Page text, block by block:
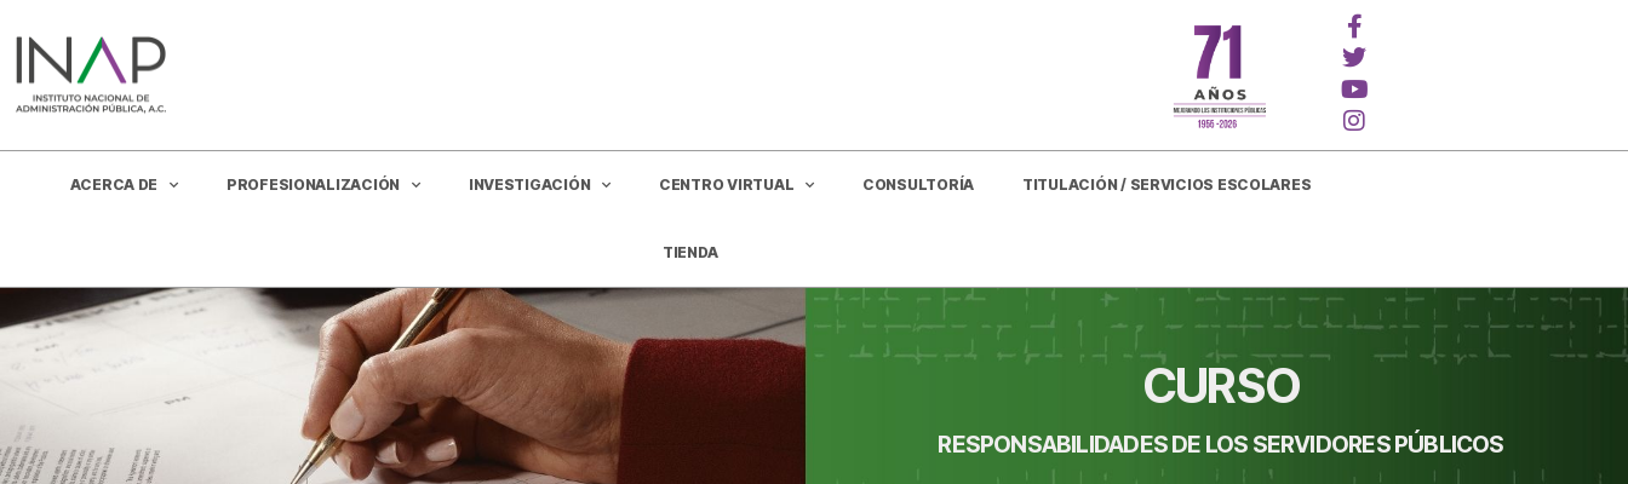
ACERCA DE PROFESIONALIZACIÓN INVESTIGACIÓN CENTRO VIRTUAL CONSULTORÍA TITULACIÓN / SERVICIOS ESCOLARES
TIENDA
CURSO
RESPONSABILIDADES DE LOS SERVIDORES PÚBLICOS